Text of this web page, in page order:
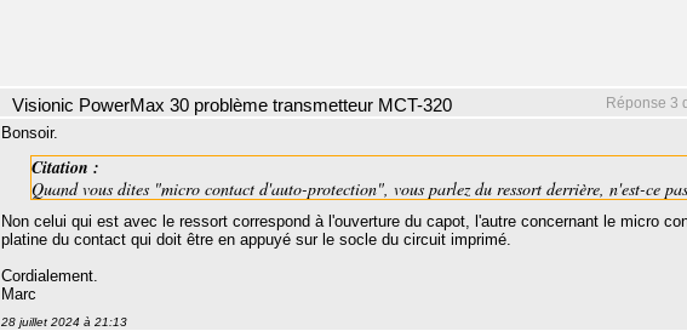
Réponse 3
Visionic PowerMax 30 problème transmetteur MCT-320
Bonsoir.
Citation :
Quand vous dites "micro contact d'auto-protection", vous parlez du ressort derrière, n'est-ce
Non celui qui est avec le ressort correspond à l'ouverture du capot, l'autre concernant le micro
platine du contact qui doit être en appuyé sur le socle du circuit imprimé.
Cordialement.
Marc
28 juillet 2024 à 21:13